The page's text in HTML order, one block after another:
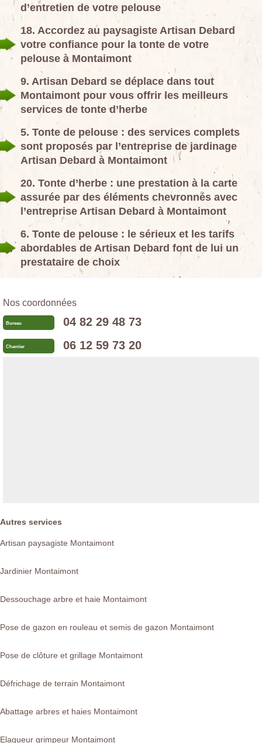
d’entretien de votre pelouse
18. Accordez au paysagiste Artisan Debard
votre confiance pour la tonte de votre
pelouse à Montaimont
9. Artisan Debard se déplace dans tout
Montaimont pour vous offrir les meilleurs
services de tonte d’herbe
5. Tonte de pelouse : des services complets
sont proposés par l’entreprise de jardinage
Artisan Debard à Montaimont
20. Tonte d’herbe : une prestation à la carte
assurée par des éléments chevronnés avec
l’entreprise Artisan Debard à Montaimont
6. Tonte de pelouse : le sérieux et les tarifs
abordables de Artisan Debard font de lui un
prestataire de choix
Nos coordonnées
Bureau 04 82 29 48 73
Chantier 06 12 59 73 20
Autres services
Artisan paysagiste Montaimont
Jardinier Montaimont
Dessouchage arbre et haie Montaimont
Pose de gazon en rouleau et semis de gazon Montaimont
Pose de clôture et grillage Montaimont
Défrichage de terrain Montaimont
Abattage arbres et haies Montaimont
Elagueur grimpeur Montaimont